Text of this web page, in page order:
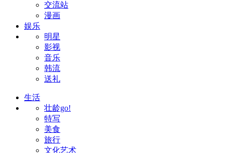
交流站
漫画
娱乐
明星
影视
音乐
韩流
送礼
生活
壮龄go!
特写
美食
旅行
文化艺术